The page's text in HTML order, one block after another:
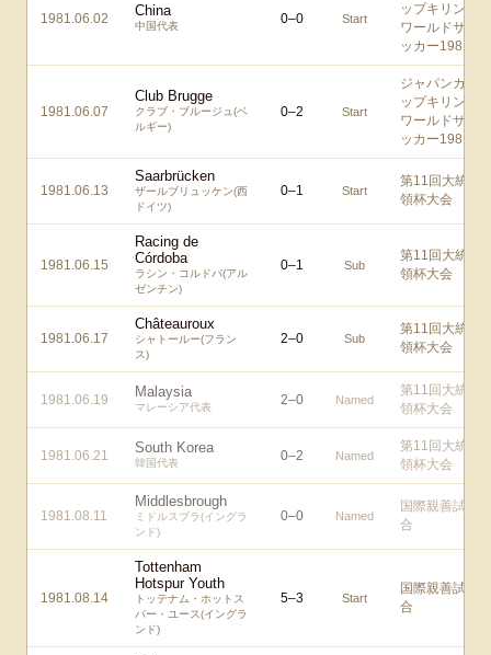
1981.06.02 China
中国代表 0–0 Start
ップキリン
ワールドサ
ッカー1981
1981.06.07
Club Brugge
クラブ・ブルージュ(ベ
ルギー)
0–2 Start
ジャパンカ
ップキリン
ワールドサ
ッカー1981
1981.06.13
Saarbrücken
ザールブリュッケン(西
ドイツ)
0–1 Start
第11回大統
領杯大会
1981.06.15
Racing de
Córdoba
ラシン・コルドバ(アル
ゼンチン)
0–1 Sub
第11回大統
領杯大会
1981.06.17
Châteauroux
シャトールー(フラン
ス)
2–0 Sub
第11回大統
領杯大会
1981.06.19 Malaysia
マレーシア代表 2–0 Named
第11回大統
領杯大会
1981.06.21 South Korea
韓国代表 0–2 Named
第11回大統
領杯大会
1981.08.11
Middlesbrough
ミドルスブラ(イングラ
ンド)
0–0 Named
国際親善試
合
1981.08.14
Tottenham
Hotspur Youth
トッテナム・ホットス
パー・ユース(イングラ
ンド)
5–3 Start
国際親善試
合